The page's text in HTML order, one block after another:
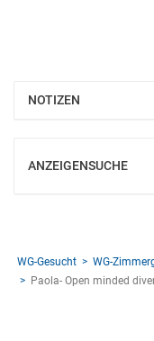
NOTIZEN
EINBLENDEN
ANZEIGENSUCHE
EINBLENDEN
WG-Gesucht
WG-
Paola- Open minded